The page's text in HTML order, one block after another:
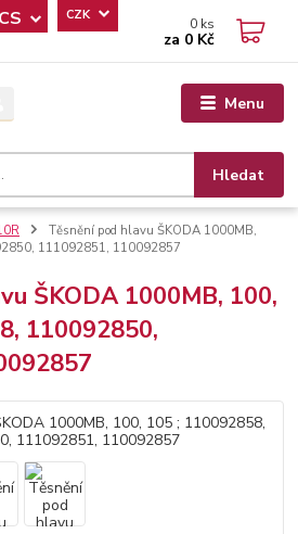
Menu
CS CZK
Hledat
0 ks
za 0 Kč
Těsnění pod hlavu ŠKODA 1000MB,
111092851, 110092857
ŠKODA 1000MB, 100,
110092850,